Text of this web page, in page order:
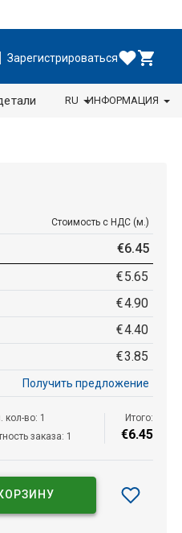
Зарегистрироваться
RU ИНФОРМАЦИЯ
Стоимость с НДС (м.)
€6.45
€5.65
€4.90
€4.40
€3.85
Получить предложение
кол-во: 1
заказа: 1
Итого:
€6.45